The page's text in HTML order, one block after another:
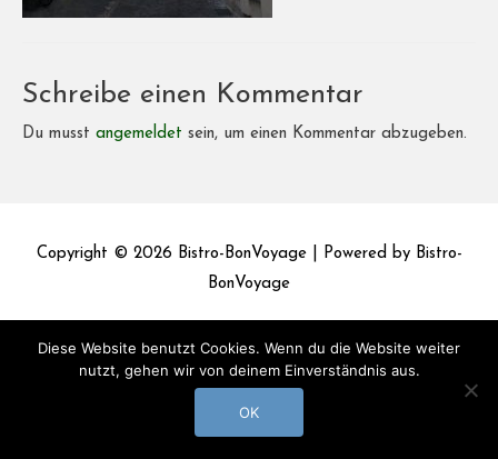
Schreibe einen Kommentar
Du musst angemeldet sein, um einen Kommentar abzugeben.
Copyright © 2026 Bistro-BonVoyage| Powered by Bistro-
BonVoyage
Diese Website benutzt Cookies. Wenn du die Website weiter
nutzt, gehen wir von deinem Einverständnis aus.
OK